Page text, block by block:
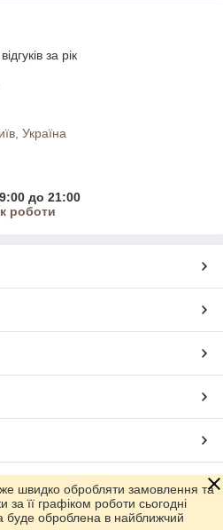
за рік
Україна
до 21:00
роботи
Prom.ua
швидко обробляти замовлення та
за її графіком роботи сьогодні
буде оброблена в найближчий